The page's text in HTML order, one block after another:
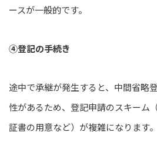
ースが一般的です。
④登記の手続き
途中で承継が発生すると、中間省略
性があるため、登記申請のスキーム
証書の用意など）が複雑になります。